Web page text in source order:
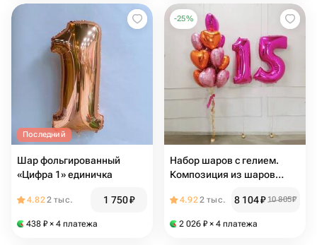
Последний
Шар фольгированный
«Цифра 1» единичка
4.822 тыс. 1 750₽
438 ₽ × 4 платежа
-25%
Набор шаров с гелием.
Композиция из шаров
цифрами на выбор
4.922 тыс. 8 104₽ 10 805₽
2 026 ₽ × 4 платежа